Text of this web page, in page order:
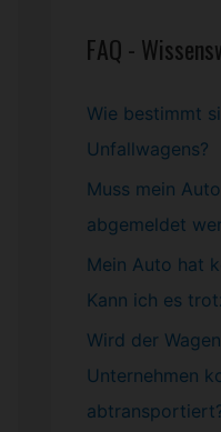
FAQ -
Wie bestimmt
Unfallwagens?
Muss mein
abgemeldet
Mein Auto hat
Kann ich es
Wird der
Unternehmen